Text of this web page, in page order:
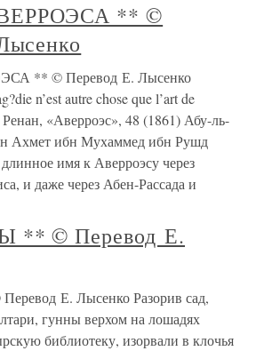
** ©
** © Перевод Е. Лысенко
n’est autre chose que l’art de
«Аверроэс», 48 (1861) Абу-ль-
Ахмет ибн Мухаммед ибн Рушд
имя к Аверроэсу через
и даже через Абен-Рассада и
** © Перевод Е.
Е. Лысенко Разорив сад,
гунны верхом на лошадях
библиотеку, изорвали в клочья